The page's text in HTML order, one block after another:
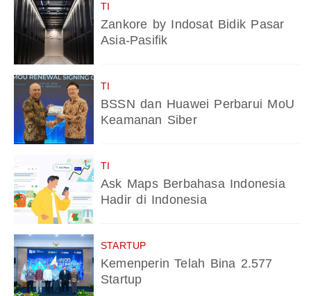
TI
Zankore by Indosat Bidik Pasar
Asia-Pasifik
TI
BSSN dan Huawei Perbarui MoU
Keamanan Siber
TI
Ask Maps Berbahasa Indonesia
Hadir di Indonesia
STARTUP
Kemenperin Telah Bina 2.577
Startup